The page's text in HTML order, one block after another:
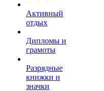
Активный
отдых
Дипломы и
грамоты
Разрядные
книжки и
значки